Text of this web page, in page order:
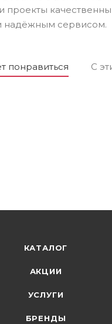
проекты
надёжным сервисом.
понравиться С
КАТАЛОГ
АКЦИИ
УСЛУГИ
БРЕНДЫ